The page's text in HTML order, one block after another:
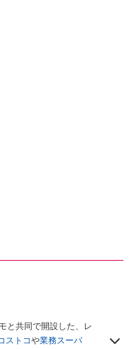
と共同で開設した、レ
ストコや業務スーパ